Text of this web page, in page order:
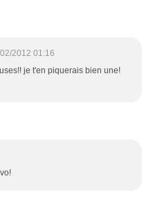
2012 01:16
je t'en piquerais bien une!